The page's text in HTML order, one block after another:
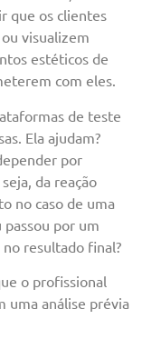
que os clientes
visualizem
estéticos de
com eles.
de teste
Ela ajudam?
por
da reação
no caso de uma
passou por um
resultado final?
o profissional
uma análise prévia